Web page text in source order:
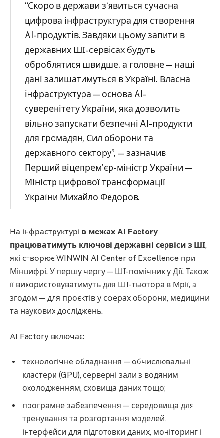
“Скоро в держави з‘явиться сучасна
цифрова інфраструктура для створення
AI-продуктів. Завдяки цьому запити в
державних ШІ-сервісах будуть
оброблятися швидше, а головне — наші
дані залишатимуться в Україні. Власна
інфраструктура — основа AI-
суверенітету України, яка дозволить
вільно запускати безпечні AI-продукти
для громадян, Сил оборони та
державного сектору”, — зазначив
Перший віцепрем’єр-міністр України —
Міністр цифрової трансформації
України Михайло Федоров.
На інфраструктурі в межах AI Factory
працюватимуть ключові державні сервіси з ШІ,
які створює WINWIN AI Center of Excellence при
Мінцифрі. У першу чергу — ШІ-помічник у Дії. Також
її використовуватимуть для ШІ-тьютора в Мрії, а
згодом — для проєктів у сферах оборони, медицини
та наукових досліджень.
AI Factory включає:
технологічне обладнання — обчислювальні
кластери (GPU), серверні зали з водяним
охолодженням, сховища даних тощо;
програмне забезпечення — середовища для
тренування та розгортання моделей,
інтерфейси для підготовки даних, моніторинг і